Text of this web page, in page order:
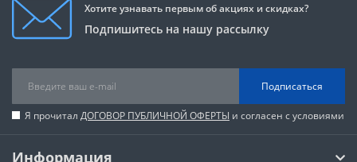
Хотите узнавать первым об акциях и скидках?
Подпишитесь на нашу рассылку
Подписаться
Я прочитал ДОГОВОР ПУБЛИЧНОЙ ОФЕРТЫ и согласен с условиями
Информация